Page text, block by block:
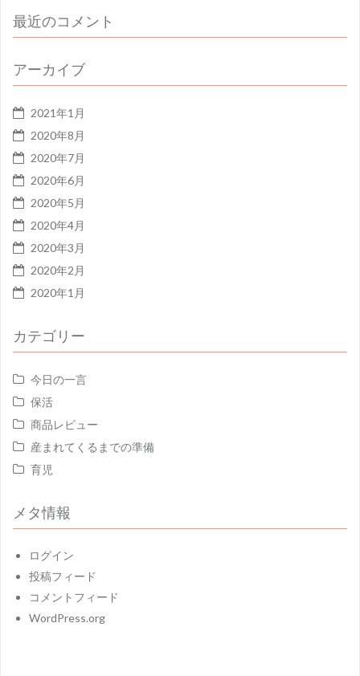
最近のコメント
アーカイブ
2021年1月
2020年8月
2020年7月
2020年6月
2020年5月
2020年4月
2020年3月
2020年2月
2020年1月
カテゴリー
今日の一言
保活
商品レビュー
産まれてくるまでの準備
育児
メタ情報
ログイン
投稿フィード
コメントフィード
WordPress.org